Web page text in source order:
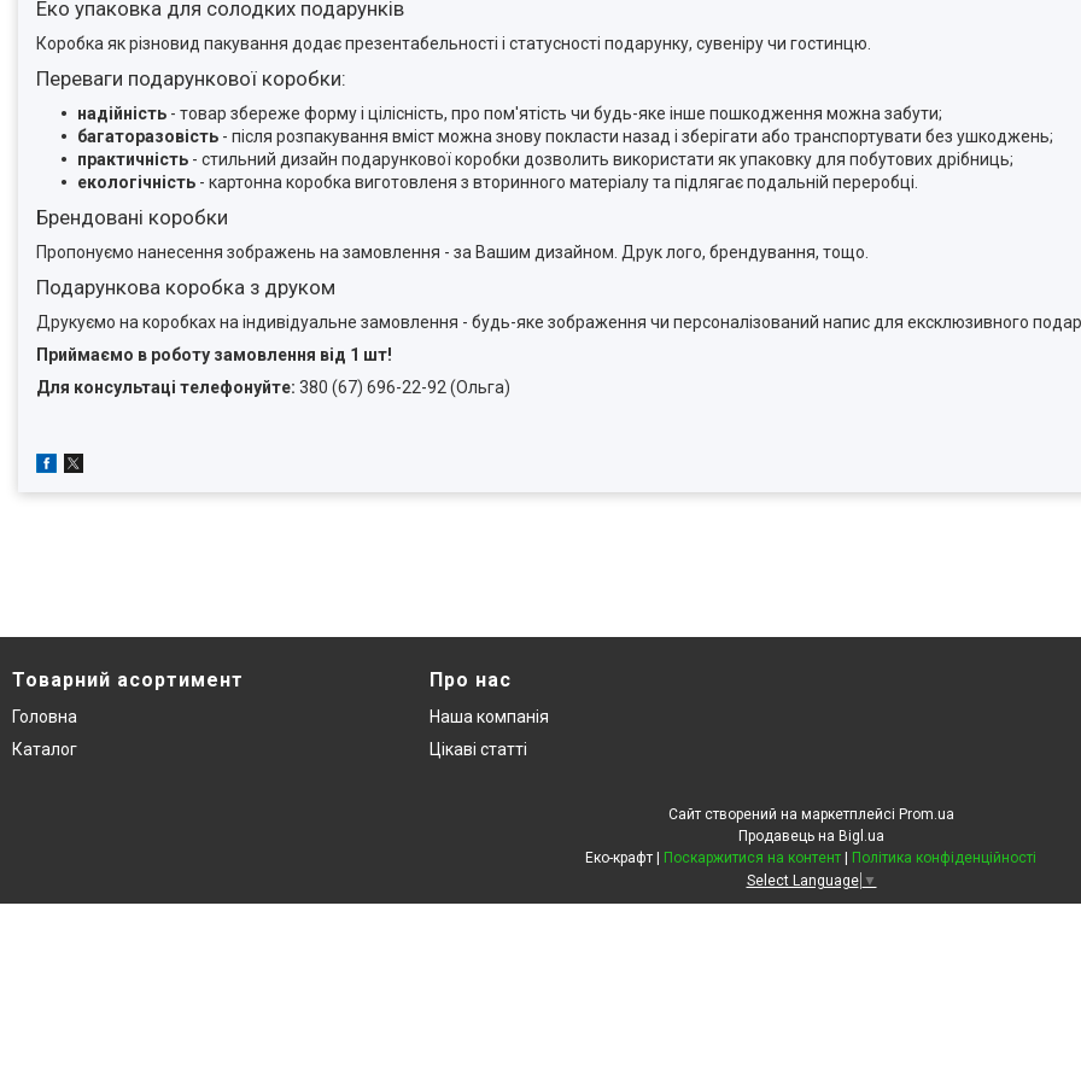
Еко упаковка для солодких подарунків
Коробка як різновид пакування додає презентабельності і статусності подарунку, сувеніру чи гостинцю.
Переваги подарункової коробки:
надійність - товар збереже форму і цілісність, про пом'ятість чи будь-яке інше пошкодження можна забути;
багаторазовість - після розпакування вміст можна знову покласти назад і зберігати або транспортувати без ушкоджень;
практичність - стильний дизайн подарункової коробки дозволить використати як упаковку для побутових дрібниць;
екологічність - картонна коробка виготовленя з вторинного матеріалу та підлягає подальній переробці.
Брендовані коробки
Пропонуємо нанесення зображень на замовлення - за Вашим дизайном. Друк лого, брендування, тощо.
Подарункова коробка з друком
Друкуємо на коробках на індивідуальне замовлення - будь-яке зображення чи персоналізований напис для ексклюзивного
Приймаємо в роботу замовлення від 1 шт!
Для консультаці телефонуйте: 380 (67) 696-22-92 (Ольга)
Товарний асортимент
Головна
Каталог
Про нас
Наша компанія
Цікаві статті
Сайт створений на маркетплейсі Prom.ua
Продавець на Bigl.ua
Еко-крафт | Поскаржитися на контент | Політика конфіденційності
Select Language ▼